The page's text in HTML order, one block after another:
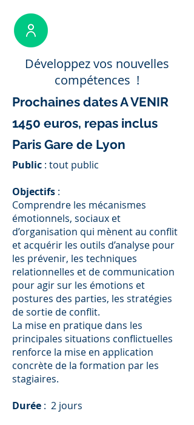
Développez vos nouvelles
compétences !
Prochaines datesA VENIR
1450 euros, repas inclus
Paris Gare de Lyon
Public : tout public
Objectifs :
Comprendre les mécanismes
émotionnels, sociaux et
d’organisation qui mènent au conflit
et acquérir les outils d’analyse pour
les prévenir, les techniques
relationnelles et de communication
pour agir sur les émotions et
postures des parties, les stratégies
de sortie de conflit.
La mise en pratique dans les
principales situations conflictuelles
renforce la mise en application
concrète de la formation par les
stagiaires.
Durée : 2 jours